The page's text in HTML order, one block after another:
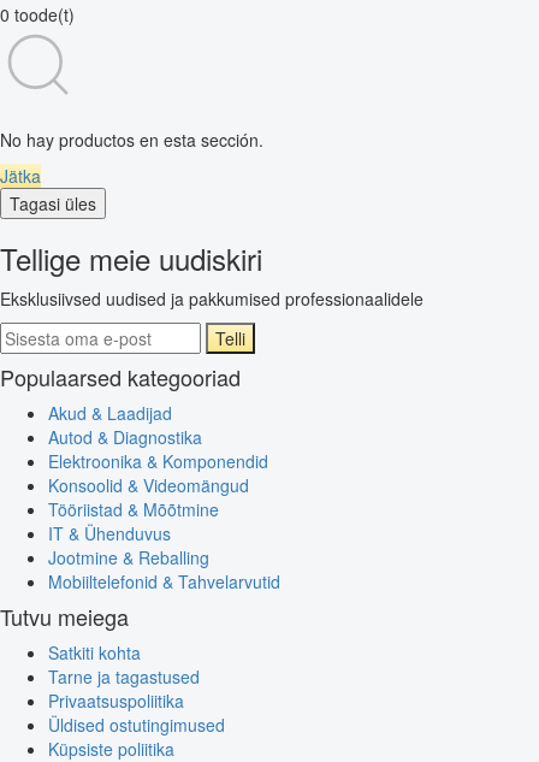
0 toode(t)
No hay productos en esta sección.
Jätka
Tagasi üles
Tellige meie uudiskiri
Eksklusiivsed uudised ja pakkumised professionaalidele
Telli
Populaarsed kategooriad
Akud & Laadijad
Autod & Diagnostika
Elektroonika & Komponendid
Konsoolid & Videomängud
Tööriistad & Mõõtmine
IT & Ühenduvus
Jootmine & Reballing
Mobiiltelefonid & Tahvelarvutid
Tutvu meiega
Satkiti kohta
Tarne ja tagastused
Privaatsuspoliitika
Üldised ostutingimused
Küpsiste poliitika